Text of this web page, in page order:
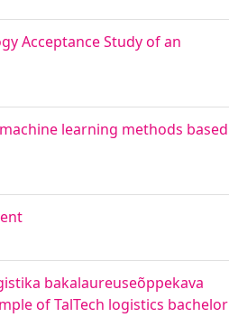
Acceptance Study of an
learning methods based
bakalaureuseõppekava
of TalTech logistics bachelor